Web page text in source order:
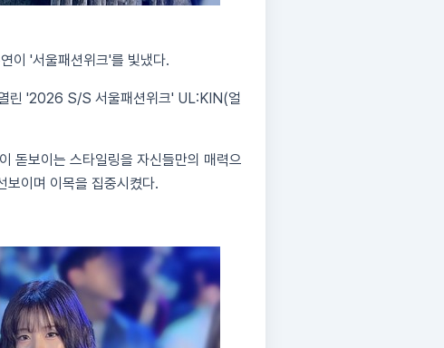
이 '서울패션위크'를 빛냈다.
린 '2026 S/S 서울패션위크' UL:KIN(얼
돋보이는 스타일링을 자신들만의 매력으
보이며 이목을 집중시켰다.